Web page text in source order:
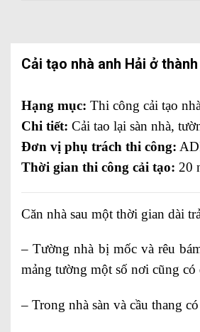
Cải tạo nhà anh Hải ở
Hạng mục: Thi công cải tạo
Chi tiết: Cải tao lại sàn nhà,
Đơn vị phụ trách thi công:
Thời gian thi công cải tạo: 20
Căn nhà sau một thời gian dài
– Tường nhà bị mốc và rêu
mảng tường một số nơi cũng
– Trong nhà sàn và cầu thang